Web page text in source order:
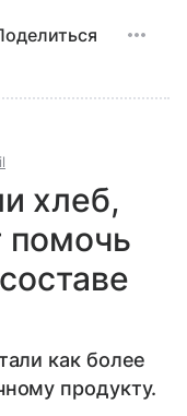
хлеб,
помочь
как более
продукту.